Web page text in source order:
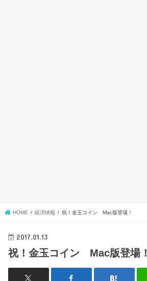
HOME 経済情報 祝！金玉コイン Mac版登場！
2017.01.13
祝！金玉コイン Mac版登場！